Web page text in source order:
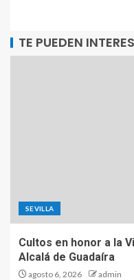
TE PUEDEN
SEVILLA
Cultos en honor a la
Alcalá de Guadaíra
agosto 6, 2026 admin